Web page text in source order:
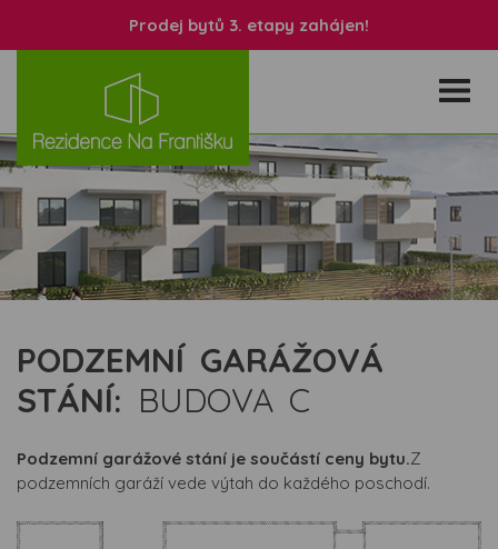
Prodej bytů 3. etapy zahájen!
PODZEMNÍ GARÁŽOVÁ
STÁNÍ: BUDOVA C
Podzemní garážové stání je součástí ceny bytu.Z
podzemních garáží vede výtah do každého poschodí.